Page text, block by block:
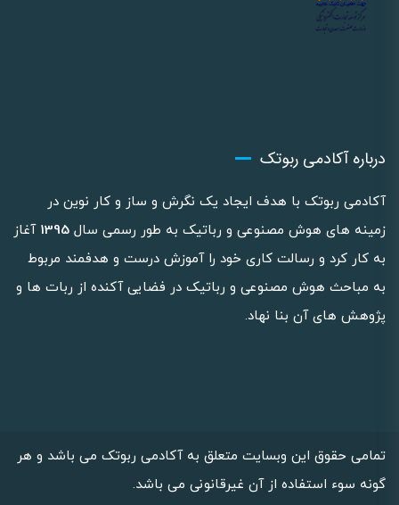
درباره آکادمی ربوتک
آکادمی ربوتک با هدف ایجاد یک نگرش و ساز و کار نوین در
زمینه های هوش مصنوعی و رباتیک به طور رسمی سال 1395 آغاز
به کار کرد و رسالت کاری خود را آموزش درست و هدفمند مربوط
به مباحث هوش مصنوعی و رباتیک در فضایی آکنده از ربات ها و
پژوهش های آن بنا نهاد.
تمامی حقوق این وبسایت متعلق به آکادمی ربوتک می باشد و هر
گونه سوء استفاده از آن غیرقانونی می باشد.